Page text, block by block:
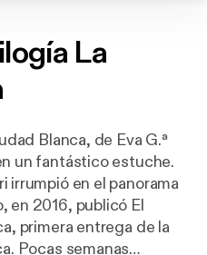
La
Blanca, de Eva G.ª
un fantástico estuche.
irrumpió en el panorama
en 2016, publicó El
primera entrega de la
Pocas semanas